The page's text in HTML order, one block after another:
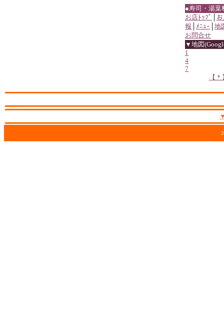
●寿司・湯
お店ﾄｯﾌﾟ
報
ﾒﾆｭｰ
地
お問合せ
▼地図
1
4
7
【